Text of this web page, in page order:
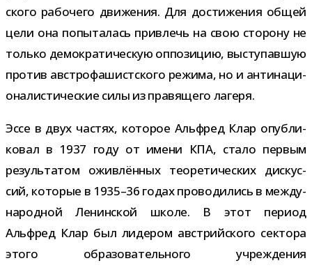
ского рабо­чего дви­же­ния. Для дости­же­ния общей
цели она попы­та­лась при­влечь на свою сто­рону не
только демо­кра­ти­че­скую оппо­зи­цию, высту­пав­шую
про­тив австро­фа­шист­ского режима, но и анти­на­ци­
о­на­ли­сти­че­ские силы из пра­вя­щего лагеря.
Эссе в двух частях, кото­рое Альфред Клар опуб­ли­
ко­вал в 1937 году от имени КПА, стало пер­вым
резуль­та­том ожив­лён­ных тео­ре­ти­че­ских дис­кус­
сий, кото­рые в 1935–36 годах про­во­ди­лись в меж­ду­
на­род­ной Ленинской школе. В этот период
Альфред Клар был лиде­ром австрий­ского сек­тора
этого обра­зо­ва­тель­ного учре­жде­ния